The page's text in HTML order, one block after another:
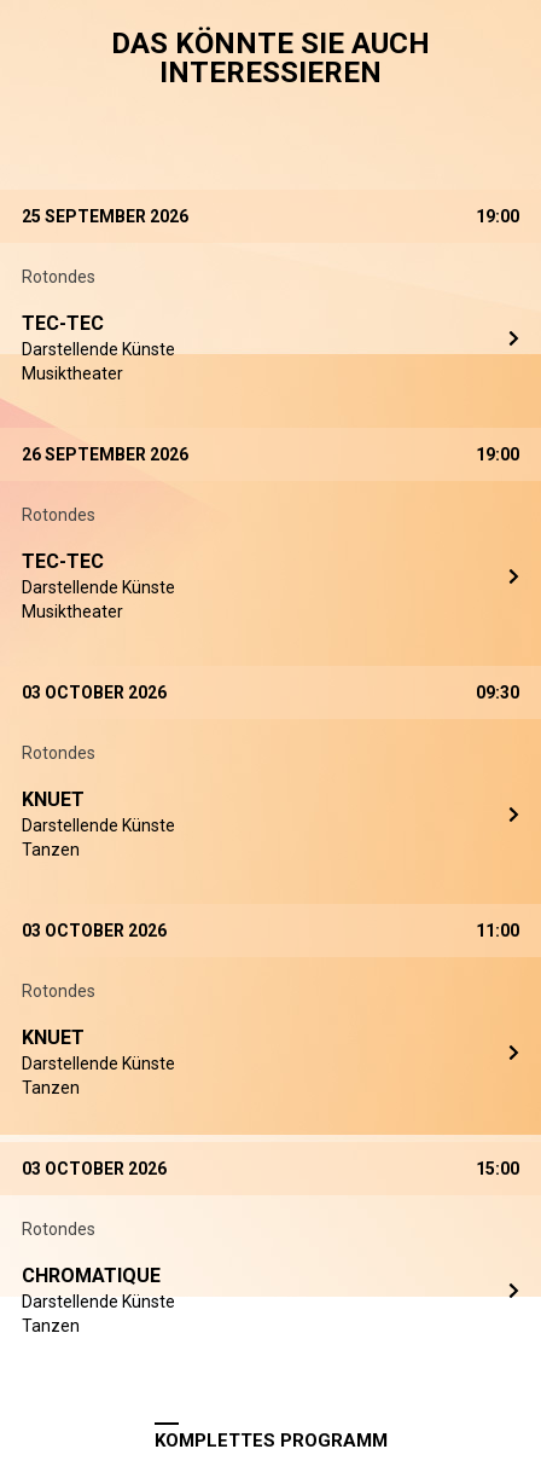
DAS KÖNNTE SIE AUCH
INTERESSIEREN
25 SEPTEMBER 2026 19:00
Rotondes
TEC-TEC
Darstellende Künste
Musiktheater
26 SEPTEMBER 2026 19:00
Rotondes
TEC-TEC
Darstellende Künste
Musiktheater
03 OCTOBER 2026 09:30
Rotondes
KNUET
Darstellende Künste
Tanzen
03 OCTOBER 2026 11:00
Rotondes
KNUET
Darstellende Künste
Tanzen
03 OCTOBER 2026 15:00
Rotondes
CHROMATIQUE
Darstellende Künste
Tanzen
KOMPLETTES PROGRAMM